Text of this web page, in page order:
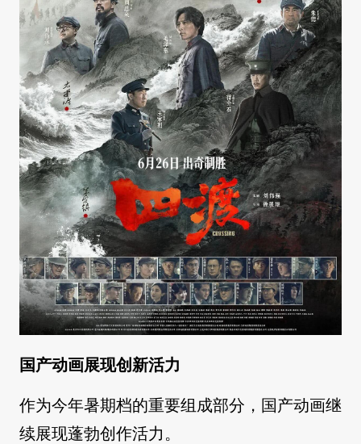
国产动画展现创新活力
作为今年暑期档的重要组成部分，国产动画继
续展现蓬勃创作活力。